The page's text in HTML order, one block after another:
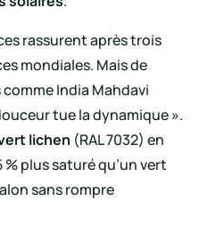
rassurent après trois
mondiales. Mais de
comme India Mahdavi
tue la dynamique ».
lichen (RAL 7032) en
plus saturé qu’un vert
sans rompre